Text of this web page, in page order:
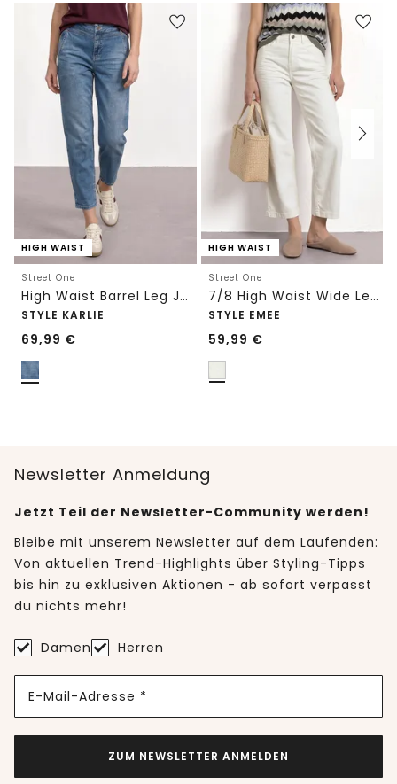
HIGH WAIST
Street One
High Waist Barrel Leg Jeans im Loose Fit
STYLE KARLIE
69,99 €
HIGH WAIST
Street One
7/8 High Waist Wide Leg Jeans im Loose Fit
STYLE EMEE
59,99 €
Newsletter Anmeldung
Jetzt Teil der Newsletter-Community werden!
Bleibe mit unserem Newsletter auf dem Laufenden:
Von aktuellen Trend-Highlights über Styling-Tipps
bis hin zu exklusiven Aktionen - ab sofort verpasst
du nichts mehr!
Damen Herren
E-Mail-Adresse *
ZUM NEWSLETTER ANMELDEN